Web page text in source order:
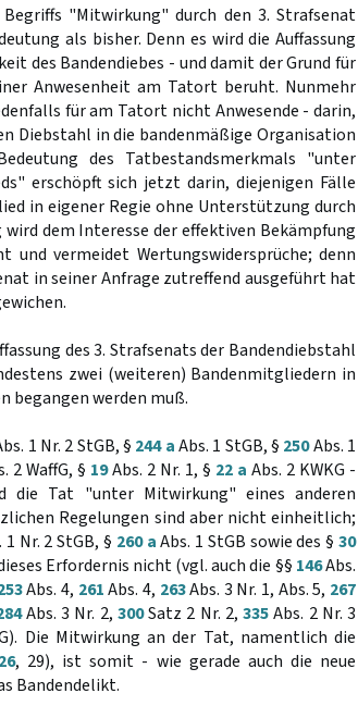
"Mitwirkung" durch den 3. Strafsenat
als bisher. Denn es wird die Auffassung
des Bandendiebes - und damit der Grund für
Anwesenheit am Tatort beruht. Nunmehr
für am Tatort nicht Anwesende - darin,
Diebstahl in die bandenmäßige Organisation
des Tatbestandsmerkmals "unter
erschöpft sich jetzt darin, diejenigen Fälle
in eigener Regie ohne Unterstützung durch
dem Interesse der effektiven Bekämpfung
vermeidet Wertungswidersprüche; denn
in seiner Anfrage zutreffend ausgeführt hat
des 3. Strafsenats der Bandendiebstahl
zwei (weiteren) Bandenmitgliedern in
begangen werden muß.
1 Nr. 2 StGB, § 244 aAbs. 1 StGB, § 250Abs. 1
2 WaffG, § 19Abs. 2 Nr. 1, § 22 a Abs. 2 KWKG -
die Tat "unter Mitwirkung" eines anderen
Regelungen sind aber nicht einheitlich;
Nr. 2 StGB, § 260 aAbs. 1 StGB sowie des §30
Erfordernis nicht (vgl. auch die §§ 146Abs.
Abs. 4, 261Abs. 4, 263Abs. 3 Nr. 1, Abs. 5, 267
Abs. 3 Nr. 2, 300Satz 2 Nr. 2, 335Abs. 2 Nr. 3
Die Mitwirkung an der Tat, namentlich die
, 29), ist somit - wie gerade auch die neue
Bandendelikt.